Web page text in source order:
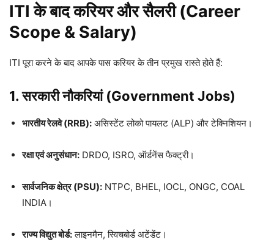
ITI के बाद करियर और सैलरी (Career
Scope & Salary)
ITI पूरा करने के बाद आपके पास करियर के तीन प्रमुख रास्ते होते हैं:
1. सरकारी नौकरियां (Government Jobs)
भारतीय रेलवे (RRB): असिस्टेंट लोको पायलट (ALP) और टेक्निशियन।
रक्षा एवं अनुसंधान: DRDO, ISRO, ऑर्डनेंस फैक्ट्री।
सार्वजनिक क्षेत्र (PSU): NTPC, BHEL, IOCL, ONGC, COAL
INDIA।
राज्य विद्युत बोर्ड:लाइनमैन, स्विचबोर्ड अटेंडेंट।